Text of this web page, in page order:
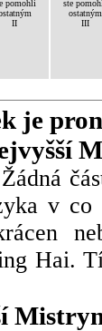
pomohli
II
ste
ostatným
III
je
v
Hai.